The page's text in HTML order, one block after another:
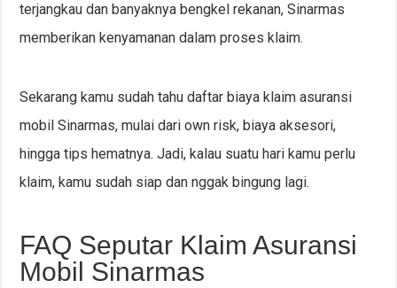
terjangkau dan banyaknya bengkel rekanan, Sinarmas
memberikan kenyamanan dalam proses klaim.
Sekarang kamu sudah tahu daftar biaya klaim asuransi
mobil Sinarmas, mulai dari own risk, biaya aksesori,
hingga tips hematnya. Jadi, kalau suatu hari kamu perlu
klaim, kamu sudah siap dan nggak bingung lagi.
FAQ Seputar Klaim Asuransi
Mobil Sinarmas